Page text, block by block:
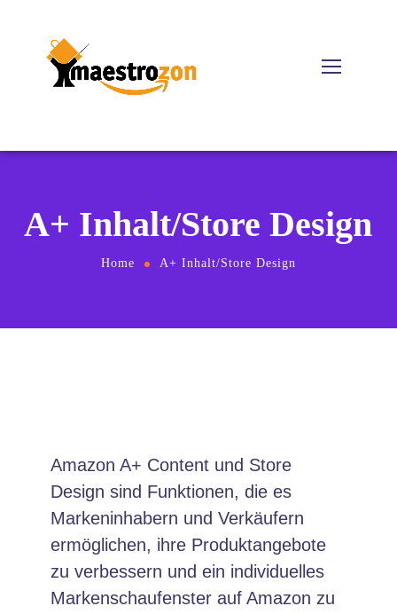
A+ Inhalt/Store Design
Home A+ Inhalt/Store Design
Amazon A+ Content und Store
Design sind Funktionen, die es
Markeninhabern und Verkäufern
ermöglichen, ihre Produktangebote
zu verbessern und ein individuelles
Markenschaufenster auf Amazon zu